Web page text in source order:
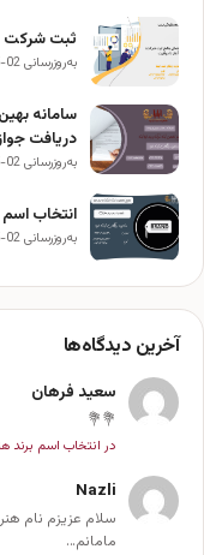
ثبت شرکت :
به‌روزرسانی 02-05-1405
سامانه
دریافت
به‌روزرسانی 02-05-1405
انتخاب
به‌روزرسانی 02-05-1405
آخرین دیدگاه‌ها
سعید فرهان
💐💐
در انتخاب اسم برند
Nazli
سلام عزیزم نام
مامانم…